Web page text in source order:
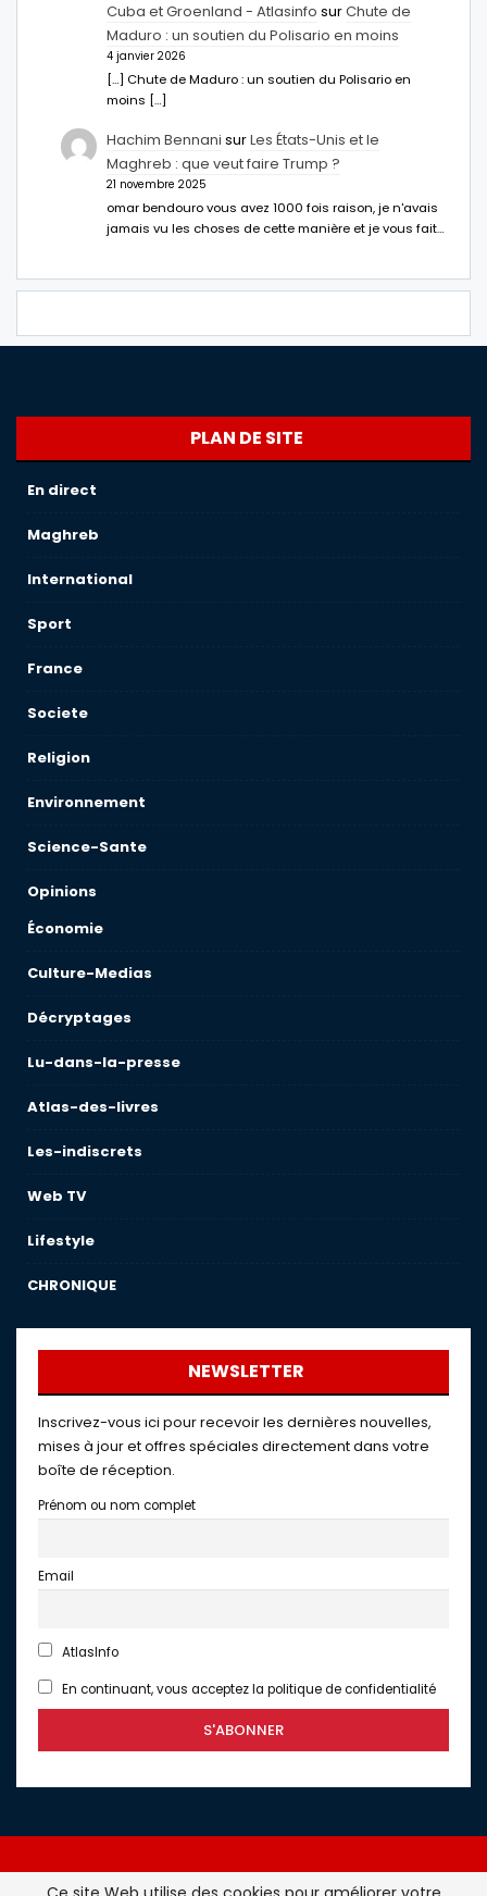
Cuba et Groenland - Atlasinfo surChute de
Maduro : un soutien du Polisario en moins
4 janvier 2026
[…] Chute de Maduro : un soutien du Polisario en
moins […]
Hachim Bennani surLes États-Unis et le
Maghreb : que veut faire Trump ?
21 novembre 2025
omar bendouro vous avez 1000 fois raison, je n'avais
jamais vu les choses de cette manière et je vous fait…
PLAN DE SITE
En direct
Maghreb
International
Sport
France
Societe
Religion
Environnement
Science-Sante
Opinions
Économie
Culture-Medias
Décryptages
Lu-dans-la-presse
Atlas-des-livres
Les-indiscrets
Web TV
Lifestyle
CHRONIQUE
NEWSLETTER
Inscrivez-vous ici pour recevoir les dernières nouvelles,
mises à jour et offres spéciales directement dans votre
boîte de réception.
Prénom ou nom complet
Email
AtlasInfo
En continuant, vous acceptez la politique de confidentialité